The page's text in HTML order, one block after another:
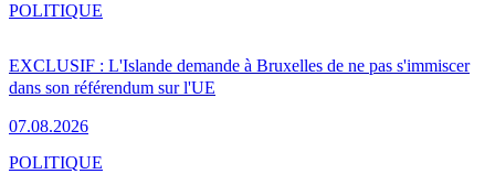
EXCLUSIF : L'Islande demande à Bruxelles de ne pas s'immiscer
dans son référendum sur l'UE
07.08.2026
POLITIQUE
POLITIQUE